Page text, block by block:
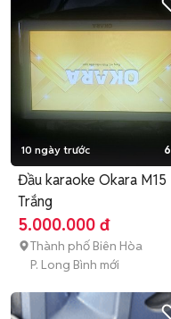
10 ngày trước 6
Đầu karaoke Okara M15
Trắng
5.000.000 đ
Thành phố Biên Hòa
P. Long Bình mới